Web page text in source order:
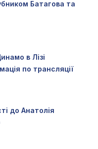
Батагова та
в Лізі
по трансляції
до Анатолія